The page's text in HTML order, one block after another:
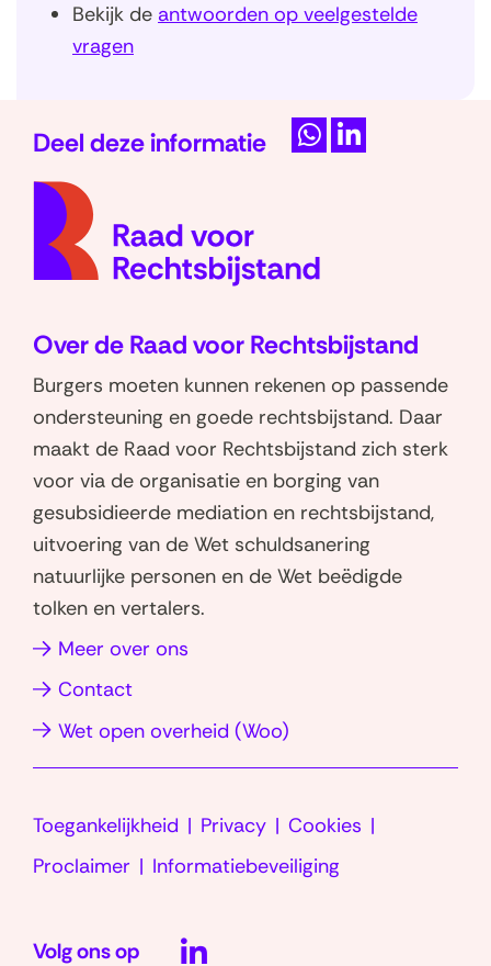
e
n
i
e
w
v
e
n
s
t
e
r
Bekijk de antwoorden op veelgestelde
vragen
Deel deze informatie
n
p
h
a
t
s
a
p
p
p
i
n
k
e
d
I
n
Over de Raad voor Rechtsbijstand
Burgers moeten kunnen rekenen op passende
ondersteuning en goede rechtsbijstand. Daar
maakt de Raad voor Rechtsbijstand zich sterk
voor via de organisatie en borging van
gesubsidieerde mediation en rechtsbijstand,
uitvoering van de Wet schuldsanering
natuurlijke personen en de Wet beëdigde
tolken en vertalers.
Meer over ons
venster)
Contact
Wet open overheid (Woo)
in
venster)
Toegankelijkheid Privacy
Cookies
Proclaimer
Informatiebeveiliging
Volg ons op